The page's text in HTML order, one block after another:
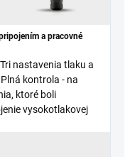
a pracovné
nastavenia tlaku a
kontrola - na
ktoré boli
vysokotlakovej